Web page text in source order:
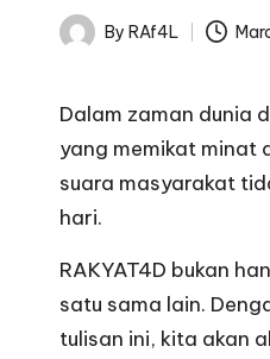
Posted
By RAf4L
Dalam zaman dunia
yang memikat minat
suara masyarakat
hari.
RAKYAT4D bukan
satu sama lain.
tulisan ini, kita akan